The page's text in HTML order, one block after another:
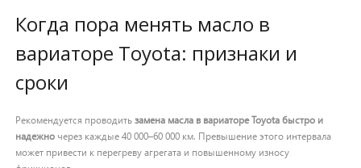
Когда пора менять масло в
вариаторе Toyota: признаки и
сроки
Рекомендуется проводить замена масла в вариаторе Toyota быстро и
надежночерез каждые 40 000–60 000 км. Превышение этого интервала
может привести к перегреву агрегата и повышенному износу